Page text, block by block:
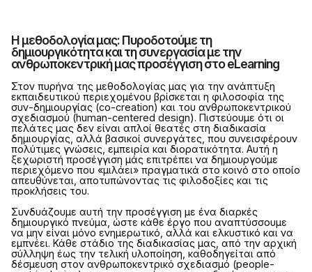
Η μεθοδολογία μας: Πυροδοτούμε τη
δημιουργικότητα και τη συνεργασία με την
ανθρωποκεντρική μας προσέγγιση στο eLearning
Στον πυρήνα της μεθοδολογίας μας για την ανάπτυξη
εκπαιδευτικού περιεχομένου βρίσκεται η φιλοσοφία της
συν-δημιουργίας (co-creation) και του ανθρωποκεντρικού
σχεδιασμού (human-centered design). Πιστεύουμε ότι οι
πελάτες μας δεν είναι απλοί θεατές στη διαδικασία
δημιουργίας, αλλά βασικοί συνεργάτες, που συνεισφέρουν
πολύτιμες γνώσεις, εμπειρία και διορατικότητα. Αυτή η
ξεχωριστή προσέγγιση μάς επιτρέπει να δημιουργούμε
περιεχόμενο που «μιλάει» πραγματικά στο κοινό στο οποίο
απευθύνεται, αποτυπώνοντας τις φιλοδοξίες και τις
προκλήσεις του.
Συνδυάζουμε αυτή την προσέγγιση με ένα διαρκές
δημιουργικό πνεύμα, ώστε κάθε έργο που αναπτύσσουμε
να μην είναι μόνο ενημερωτικό, αλλά και ελκυστικό και να
εμπνέει. Κάθε στάδιο της διαδικασίας μας, από την αρχική
σύλληψη έως την τελική υλοποίηση, καθοδηγείται από
δέσμευση στον ανθρωποκεντρικό σχεδιασμό (people-